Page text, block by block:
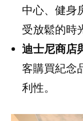
中心、健身
受放鬆的時
迪士尼商店
客購買紀念
利性。